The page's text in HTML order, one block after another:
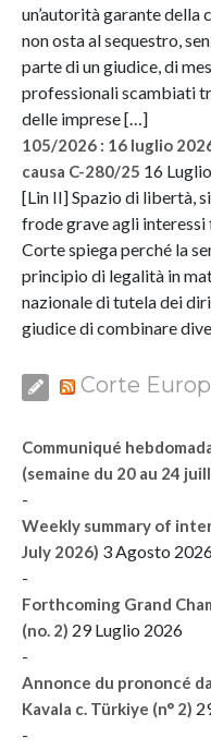
un’autorità garante
non osta al sequestro,
parte di un giudice, di
professionali scambiati
delle imprese […]
105/2026 : 16 luglio
causa C-280/25 16
[Lin II] Spazio di libertà,
frode grave agli
Corte spiega perché la
principio di legalità in
nazionale di tutela dei
giudice di combinare
Corte
Communiqué
(semaine du 20 au 24
-
Weekly summary of
July 2026) 3 Agosto
-
Forthcoming Grand
(no. 2) 29 Luglio 2026
-
Annonce du prononcé
Kavala c. Türkiye (n° 2)
-